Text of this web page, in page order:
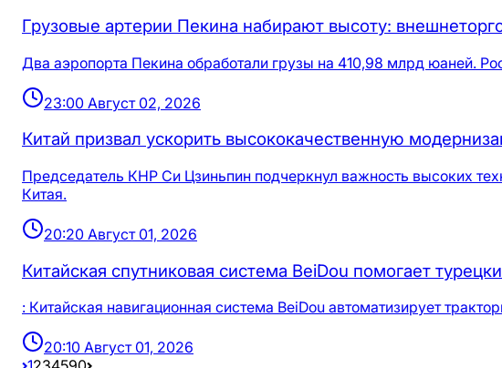
Грузовые артерии Пекина набирают высоту:
Два аэропорта Пекина обработали грузы на 410,98 млрд юаней.
23:00 Август 02, 2026
Китай призвал ускорить высококачественную
Председатель КНР Си Цзиньпин подчеркнул важность высоких
Китая.
20:20 Август 01, 2026
Китайская спутниковая система BeiDou помогает
: Китайская навигационная система BeiDou автоматизирует
20:10 Август 01, 2026